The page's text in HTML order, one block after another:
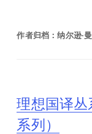
作者归档：纳尔逊·
理想国译
系列）